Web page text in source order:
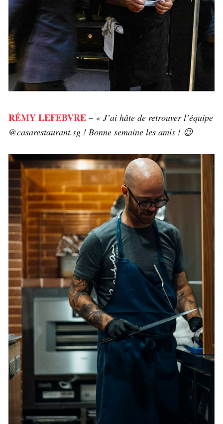
RÉMY LEFEBVRE – « J’ai hâte de retrouver l’équipe
@casarestaurant.sg ! Bonne semaine les amis ! 😉